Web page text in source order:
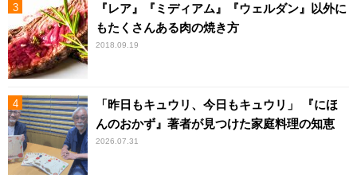
『レア』『ミディアム』『ウェルダン』以外に
もたくさんある肉の焼き方
2018.09.19
「昨日もキュウリ、今日もキュウリ」 『にほ
んのおかず』著者が見つけた家庭料理の知恵
2026.07.31